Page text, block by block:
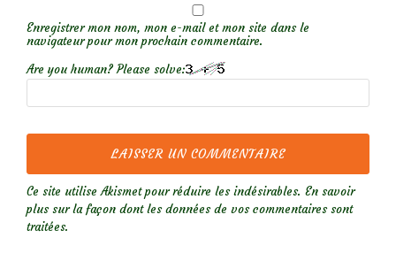
Enregistrer mon nom, mon e-mail et mon site dans le
navigateur pour mon prochain commentaire.
Are you human? Please solve:
Ce site utilise Akismet pour réduire les indésirables. En savoir
plus sur la façon dont les données de vos commentaires sont
traitées.